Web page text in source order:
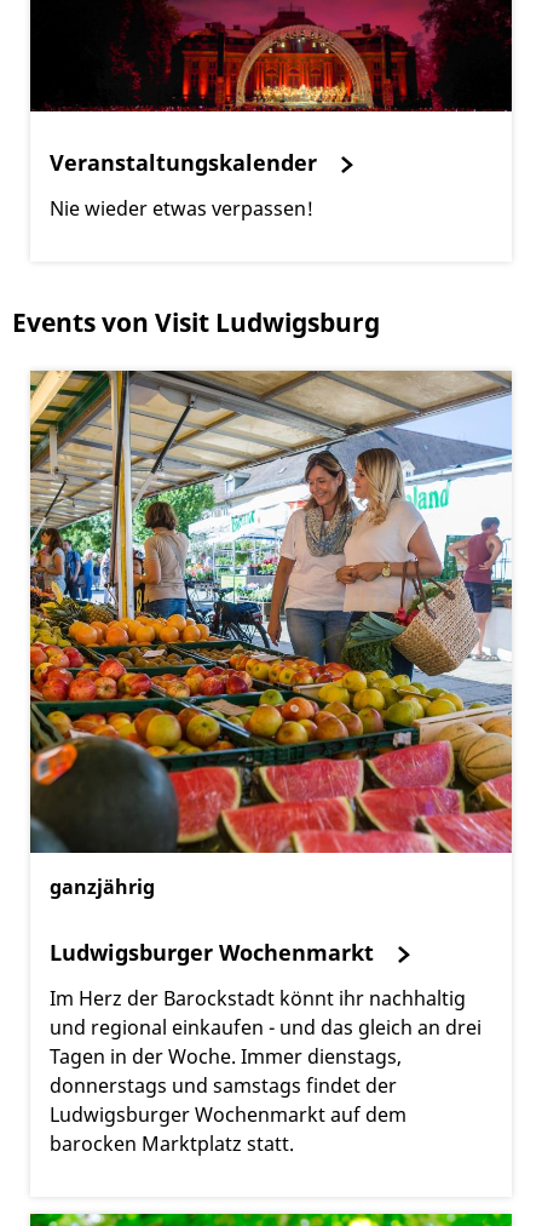
Veranstaltungskalender
Nie wieder etwas verpassen!
Events von Visit Ludwigsburg
ganzjährig
Ludwigsburger Wochenmarkt
Im Herz der Barockstadt könnt ihr nachhaltig
und regional einkaufen - und das gleich an drei
Tagen in der Woche. Immer dienstags,
donnerstags und samstags findet der
Ludwigsburger Wochenmarkt auf dem
barocken Marktplatz statt.